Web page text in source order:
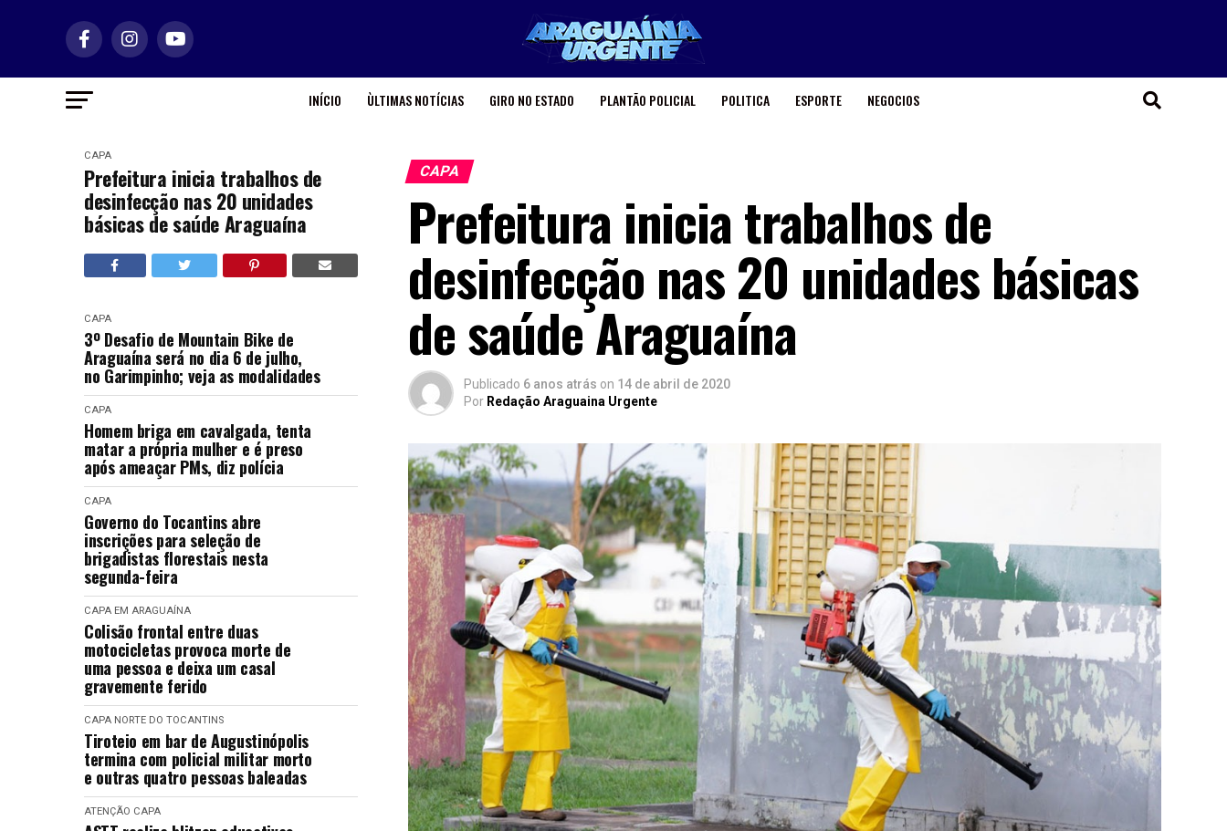
INÍCIO ÙLTIMAS NOTÍCIAS GIRO NO ESTADO PLANTÃO POLICIAL POLITICA ESPORTE NEGOCIOS
CAPA
Prefeitura inicia trabalhos de
desinfecção nas 20 unidades
básicas de saúde Araguaína
CAPA
3º Desafio de Mountain Bike de
Araguaína será no dia 6 de julho,
no Garimpinho; veja as modalidades
CAPA
Homem briga em cavalgada, tenta
matar a própria mulher e é preso
após ameaçar PMs, diz polícia
CAPA
Governo do Tocantins abre
inscrições para seleção de
brigadistas florestais nesta
segunda-feira
CAPA EM ARAGUAÍNA
Colisão frontal entre duas
motocicletas provoca morte de
uma pessoa e deixa um casal
gravemente ferido
CAPA NORTE DO TOCANTINS
Tiroteio em bar de Augustinópolis
termina com policial militar morto
e outras quatro pessoas baleadas
ATENÇÃO CAPA
CAPA
Prefeitura inicia trabalhos de
desinfecção nas 20 unidades básicas
de saúde Araguaína
Publicado 6 anos atrás on 14 de abril de 2020
Por Redação Araguaina Urgente